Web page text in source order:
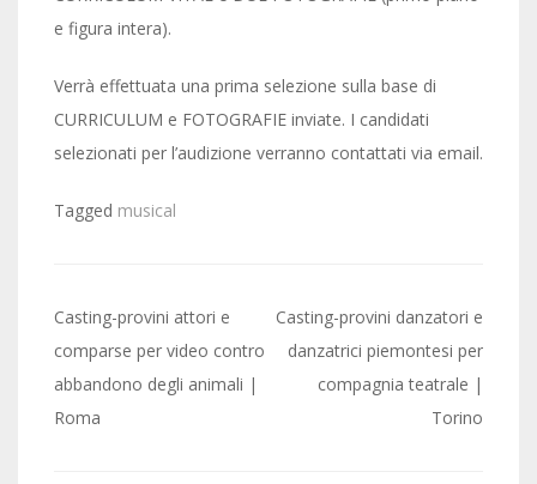
e figura intera).
Verrà effettuata una prima selezione sulla base di
CURRICULUM e FOTOGRAFIE inviate. I candidati
selezionati per l’audizione verranno contattati via email.
Tagged musical
Post
navigation
Casting-provini attori e
comparse per video contro
abbandono degli animali |
Roma
Casting-provini danzatori e
danzatrici piemontesi per
compagnia teatrale |
Torino